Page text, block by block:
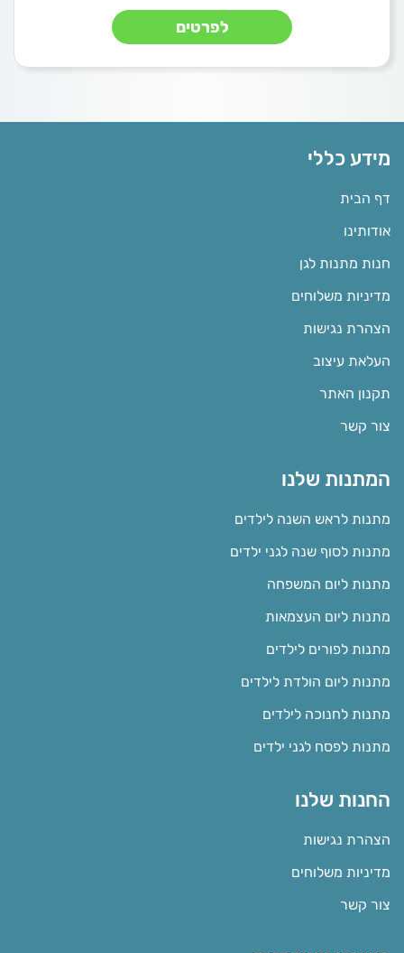
לפרטים
מידע כללי
דף הבית
אודותינו
חנות מתנות לגן
מדיניות משלוחים
הצהרת נגישות
העלאת עיצוב
תקנון האתר
צור קשר
המתנות שלנו
מתנות לראש השנה לילדים
מתנות לסוף שנה לגני ילדים
מתנות ליום המשפחה
מתנות ליום העצמאות
מתנות לפורים לילדים
מתנות ליום הולדת לילדים
מתנות לחנוכה לילדים
מתנות לפסח לגני ילדים
החנות שלנו
הצהרת נגישות
מדיניות משלוחים
צור קשר